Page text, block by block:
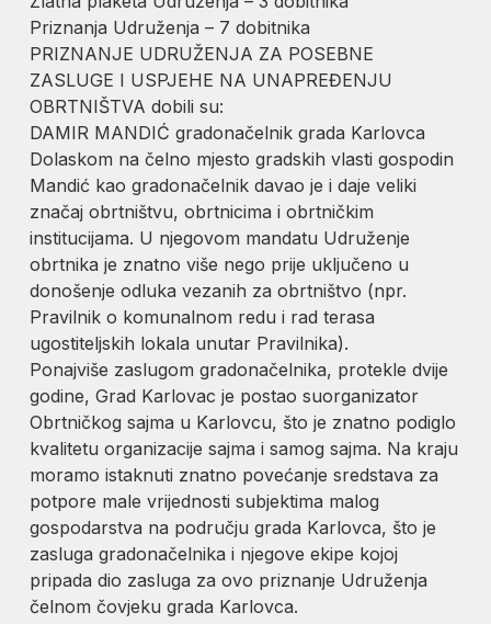
Priznanja Udruženja – 7 dobitnika
PRIZNANJE UDRUŽENJA ZA POSEBNE
ZASLUGE I USPJEHE NA UNAPREĐENJU
OBRTNIŠTVA dobili su:
DAMIR MANDIĆ gradonačelnik grada Karlovca
Dolaskom na čelno mjesto gradskih vlasti gospodin
Mandić kao gradonačelnik davao je i daje veliki
značaj obrtništvu, obrtnicima i obrtničkim
institucijama. U njegovom mandatu Udruženje
obrtnika je znatno više nego prije uključeno u
donošenje odluka vezanih za obrtništvo (npr.
Pravilnik o komunalnom redu i rad terasa
ugostiteljskih lokala unutar Pravilnika).
Ponajviše zaslugom gradonačelnika, protekle dvije
godine, Grad Karlovac je postao suorganizator
Obrtničkog sajma u Karlovcu, što je znatno podiglo
kvalitetu organizacije sajma i samog sajma. Na kraju
moramo istaknuti znatno povećanje sredstava za
potpore male vrijednosti subjektima malog
gospodarstva na području grada Karlovca, što je
zasluga gradonačelnika i njegove ekipe kojoj
pripada dio zasluga za ovo priznanje Udruženja
čelnom čovjeku grada Karlovca.